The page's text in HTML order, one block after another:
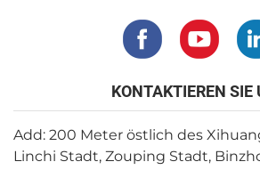
KONTAKTIEREN SIE
Add: 200 Meter östlich des
Linchi Stadt, Zouping Stadt,